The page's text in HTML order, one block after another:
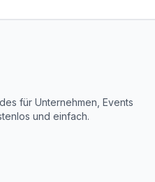
für Unternehmen, Events
und einfach.